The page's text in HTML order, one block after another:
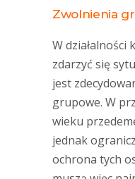
Zwolnienia
W działalności
zdarzyć się
jest
grupowe. W
wieku
jednak
ochrona tych